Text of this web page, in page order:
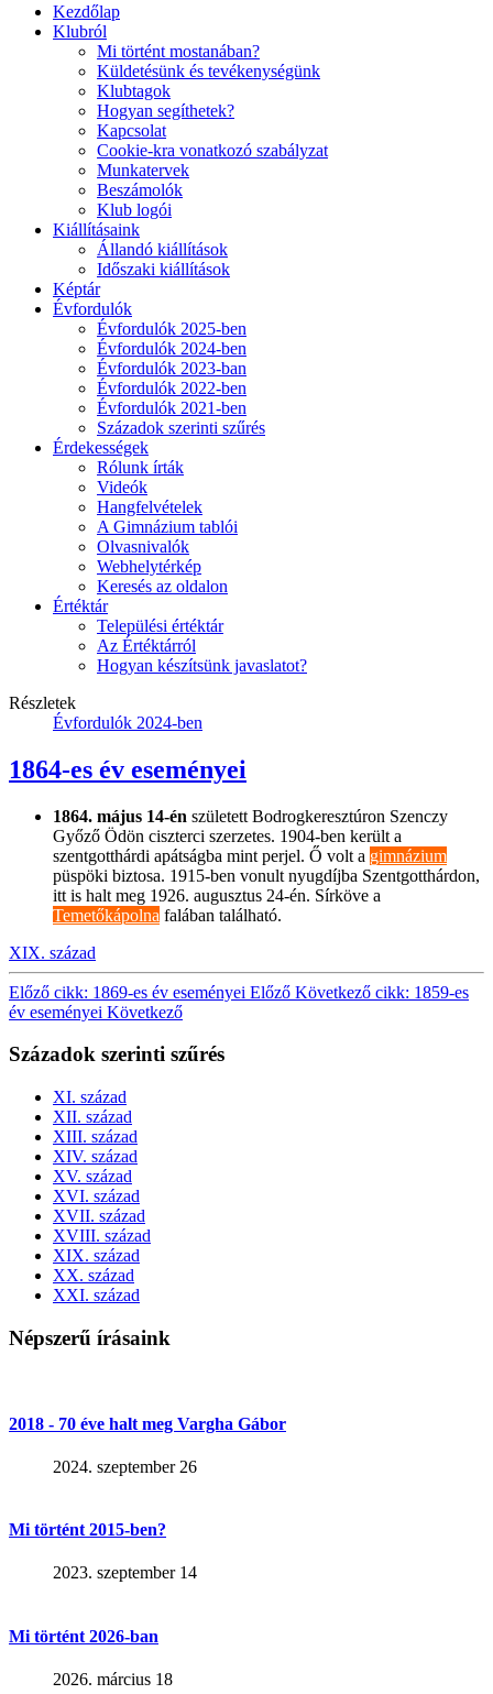
Kezdőlap
Klubról
Mi történt mostanában?
Küldetésünk és tevékenységünk
Klubtagok
Hogyan segíthetek?
Kapcsolat
Cookie-kra vonatkozó szabályzat
Munkatervek
Beszámolók
Klub logói
Kiállításaink
Állandó kiállítások
Időszaki kiállítások
Képtár
Évfordulók
Évfordulók 2025-ben
Évfordulók 2024-ben
Évfordulók 2023-ban
Évfordulók 2022-ben
Évfordulók 2021-ben
Századok szerinti szűrés
Érdekességek
Rólunk írták
Videók
Hangfelvételek
A Gimnázium tablói
Olvasnivalók
Webhelytérkép
Keresés az oldalon
Értéktár
Települési értéktár
Az Értéktárról
Hogyan készítsünk javaslatot?
Részletek
Évfordulók 2024-ben
1864-es év eseményei
1864. május 14-én született Bodrogkeresztúron Szenczy
Győző Ödön ciszterci szerzetes. 1904-ben került a
szentgotthárdi apátságba mint perjel. Ő volt a gimnázium
püspöki biztosa. 1915-ben vonult nyugdíjba Szentgotthárdon,
itt is halt meg 1926. augusztus 24-én. Sírköve a
Temetőkápolna falában található.
XIX. század
Előző cikk: 1869-es év eseményei Előző Következő cikk: 1859-es
év eseményei Következő
Századok szerinti szűrés
XI. század
XII. század
XIII. század
XIV. század
XV. század
XVI. század
XVII. század
XVIII. század
XIX. század
XX. század
XXI. század
Népszerű írásaink
2018 - 70 éve halt meg Vargha Gábor
2024. szeptember 26
Mi történt 2015-ben?
2023. szeptember 14
Mi történt 2026-ban
2026. március 18